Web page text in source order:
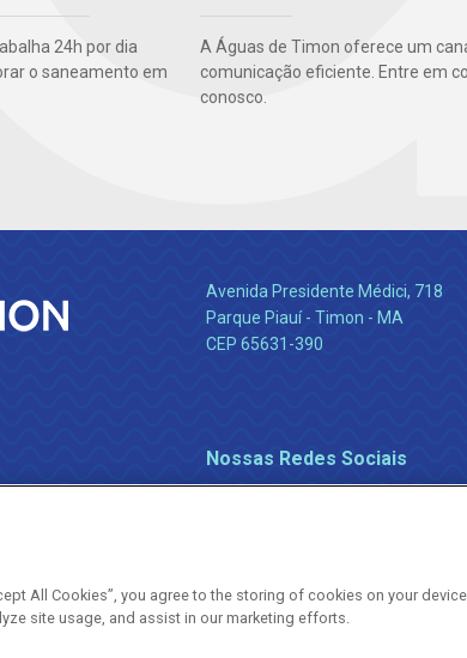
24h por dia
o saneamento em
A Águas de Timon oferece um
comunicação eficiente. Entre em
conosco.
Avenida Presidente Médici, 718
Parque Piauí - Timon - MA
CEP 65631-390
Nossas Redes Sociais
All Cookies”, you agree to the storing of cookies on your
site usage, and assist in our marketing efforts.